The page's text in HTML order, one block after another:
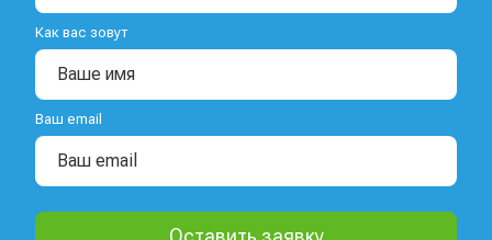
Как вас зовут
Ваш email